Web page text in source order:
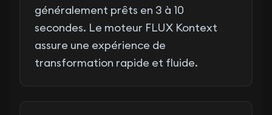
généralement prêts en 3 à 10
secondes. Le moteur FLUX Kontext
assure une expérience de
transformation rapide et fluide.